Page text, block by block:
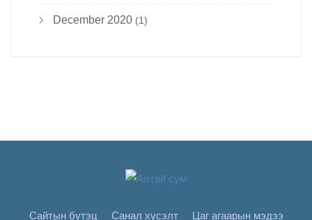
December 2020 (1)
Сайтын бүтэц Санал хүсэлт Цаг агаарын мэдээ